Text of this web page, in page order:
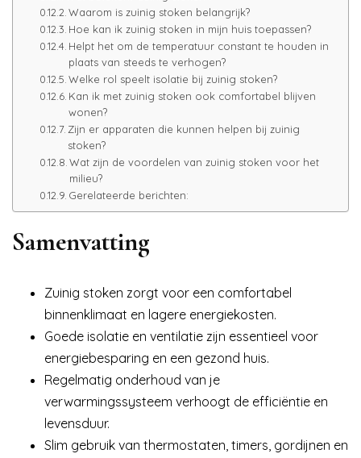
Waarom is zuinig stoken belangrijk?
Hoe kan ik zuinig stoken in mijn huis toepassen?
Helpt het om de temperatuur constant te houden in
plaats van steeds te verhogen?
Welke rol speelt isolatie bij zuinig stoken?
Kan ik met zuinig stoken ook comfortabel blijven
wonen?
Zijn er apparaten die kunnen helpen bij zuinig
stoken?
Wat zijn de voordelen van zuinig stoken voor het
milieu?
Gerelateerde berichten:
Samenvatting
Zuinig stoken zorgt voor een comfortabel
binnenklimaat en lagere energiekosten.
Goede isolatie en ventilatie zijn essentieel voor
energiebesparing en een gezond huis.
Regelmatig onderhoud van je
verwarmingssysteem verhoogt de efficiëntie en
levensduur.
Slim gebruik van thermostaten, timers, gordijnen en